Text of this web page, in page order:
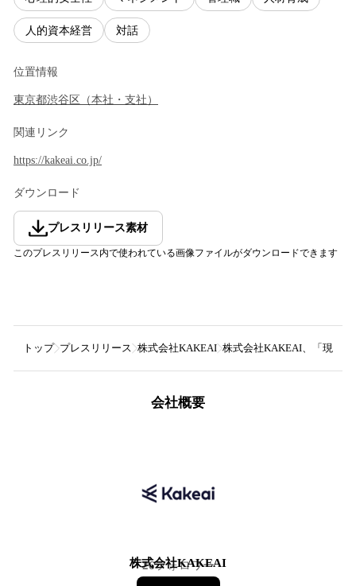
人的資本経営 対話
位置情報
東京都渋谷区 （本社・支社 ）
関連リンク
https://kakeai.co.jp/
ダウンロード
プレスリリース素材
このプレスリリース内で使われている画像ファイルがダウンロードできます
トップ プレスリリース 株式会社KAKEAI 株式会社KAKEAI、「現場
会社概要
株式会社KAKEAI
26フォロワー